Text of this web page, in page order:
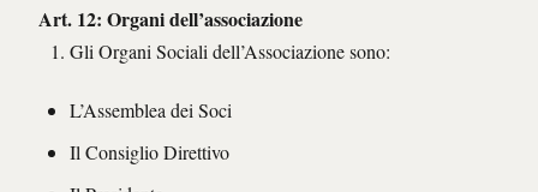
Art. 12: Organi dell’associazione
Gli Organi Sociali dell’Associazione sono:
L’Assemblea dei Soci
Il Consiglio Direttivo